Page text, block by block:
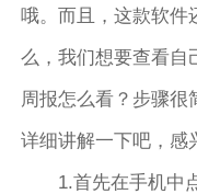
哦。而且，这款软件
么，我们想要查看自
周报怎么看？步骤很
详细讲解一下吧，感
1.首先在手机中点